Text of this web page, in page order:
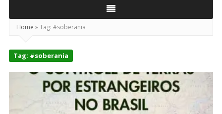
Home »Tag: #soberania
Tag: #soberania